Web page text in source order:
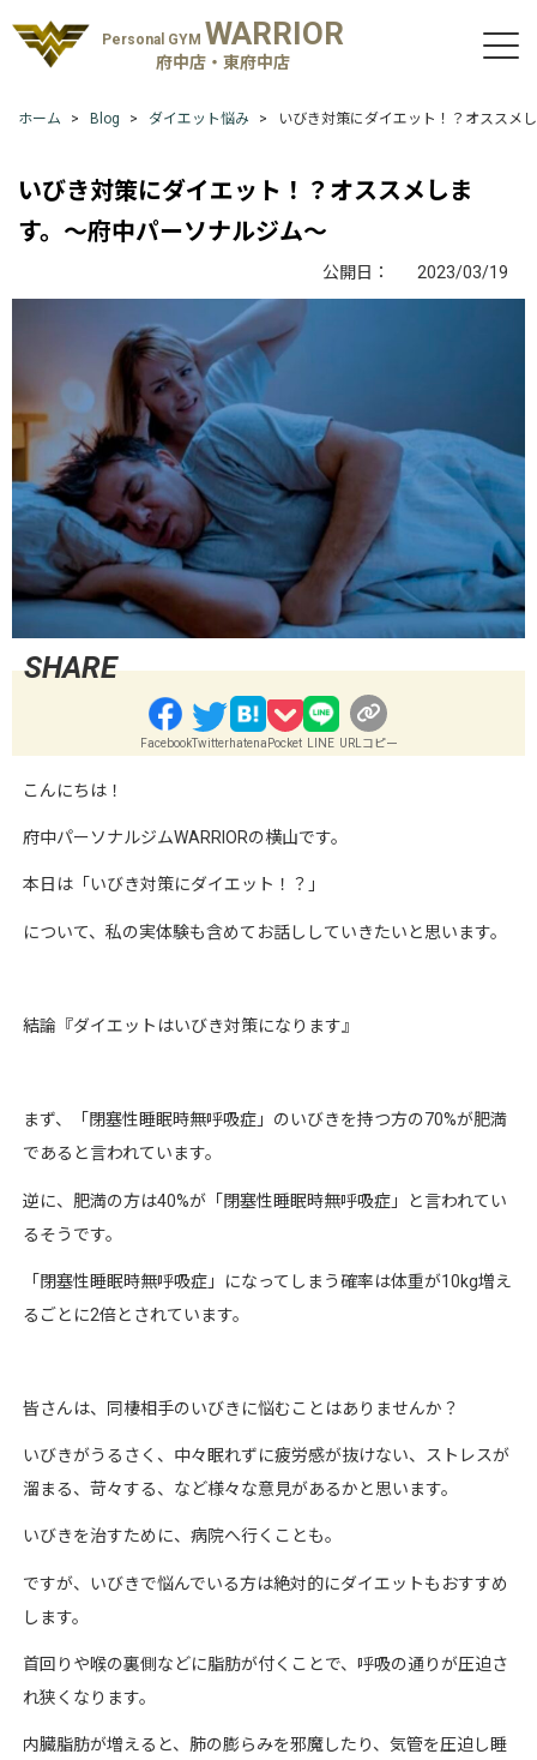
Personal GYM WARRIOR
府中店・東府中店
ホーム Blog ダイエット悩み いびき対策にダイエット！？オススメ
いびき対策にダイエット！？オススメしま
す。〜府中パーソナルジム〜
公開日： 2023/03/19
FacebookTwitterhatena Pocket LINE URLコピー
こんにちは！
府中パーソナルジムWARRIORの横山です。
本日は「いびき対策にダイエット！？」
について、私の実体験も含めてお話ししていきたいと思います。
結論『ダイエットはいびき対策になります』
まず、「閉塞性睡眠時無呼吸症」のいびきを持つ方の70%が肥満
であると言われています。
逆に、肥満の方は40%が「閉塞性睡眠時無呼吸症」と言われてい
るそうです。
「閉塞性睡眠時無呼吸症」になってしまう確率は体重が10kg増え
るごとに2倍とされています。
皆さんは、同棲相手のいびきに悩むことはありませんか？
いびきがうるさく、中々眠れずに疲労感が抜けない、ストレスが
溜まる、苛々する、など様々な意見があるかと思います。
いびきを治すために、病院へ行くことも。
ですが、いびきで悩んでいる方は絶対的にダイエットもおすすめ
します。
首回りや喉の裏側などに脂肪が付くことで、呼吸の通りが圧迫さ
れ狭くなります。
内臓脂肪が増えると、肺の膨らみを邪魔したり、気管を圧迫し睡